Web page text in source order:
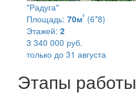
"Радуга"
Площадь: 70м² (6*8)
Этажей: 2
3 340 000 руб.
только до 31 августа
Этапы работы